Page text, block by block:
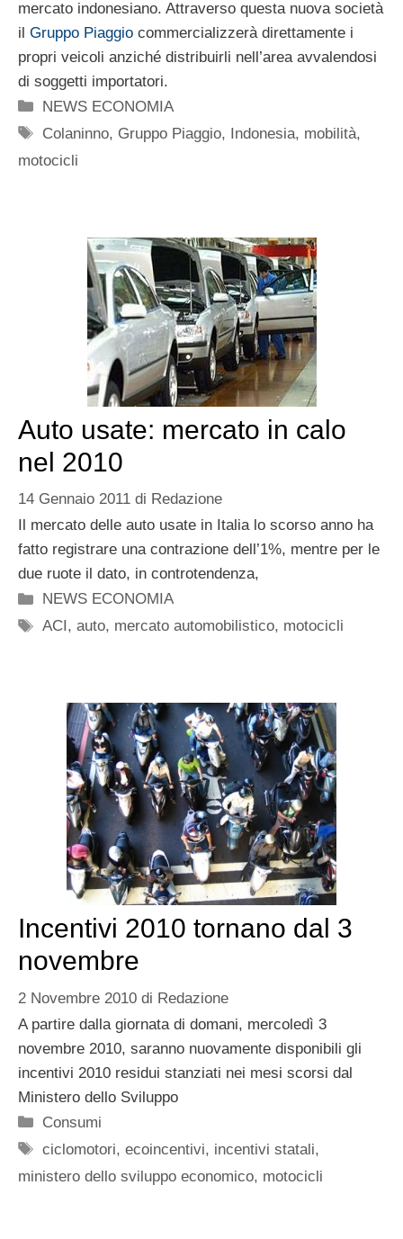
mercato indonesiano. Attraverso questa nuova società
il Gruppo Piaggio commercializzerà direttamente i
propri veicoli anziché distribuirli nell’area avvalendosi
di soggetti importatori.
Categorie
NEWS ECONOMIA
Tag
Colaninno, Gruppo Piaggio, Indonesia, mobilità,
motocicli
Auto usate: mercato in calo
nel 2010
14 Gennaio 2011 di Redazione
Il mercato delle auto usate in Italia lo scorso anno ha
fatto registrare una contrazione dell’1%, mentre per le
due ruote il dato, in controtendenza,
Categorie
NEWS ECONOMIA
Tag
ACI ,auto, mercato automobilistico, motocicli
Incentivi 2010 tornano dal 3
novembre
2 Novembre 2010 di Redazione
A partire dalla giornata di domani, mercoledì 3
novembre 2010, saranno nuovamente disponibili gli
incentivi 2010 residui stanziati nei mesi scorsi dal
Ministero dello Sviluppo
Categorie
Consumi
Tag
ciclomotori,ecoincentivi, incentivi statali,
ministero dello sviluppo economico, motocicli